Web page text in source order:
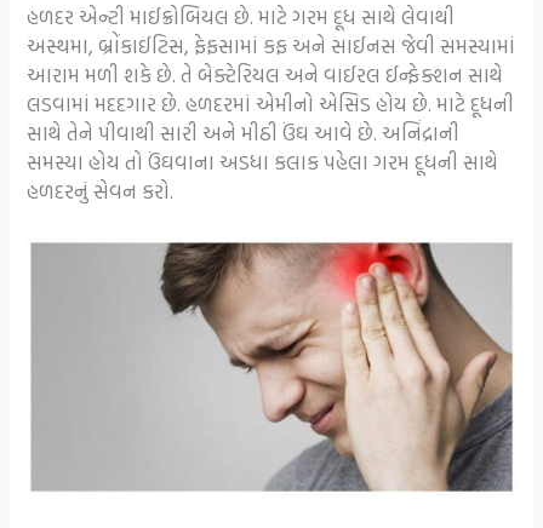
હળદર એન્ટી માઈક્રોબિયલ છે. માટે ગરમ દૂધ સાથે લેવાથી
અસ્થમા, બ્રોંકાઈટિસ, ફેફસામાં કફ અને સાઈનસ જેવી સમસ્યામાં
આરામ મળી શકે છે. તે બેક્ટેરિયલ અને વાઈરલ ઈન્ફેક્શન સાથે
લડવામાં મદદગાર છે. હળદરમાં એમીનો એસિડ હોય છે. માટે દૂધની
સાથે તેને પીવાથી સારી અને મીઠી ઉંઘ આવે છે. અનિંદ્રાની
સમસ્યા હોય તો ઉંઘવાના અડધા કલાક પહેલા ગરમ દૂધની સાથે
હળદરનું સેવન કરો.